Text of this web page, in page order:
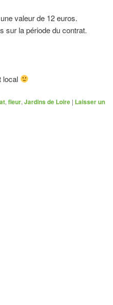
valeur de 12 euros.
sur la période du contrat.
local
, fleur, Jardins de Loire | Laisser un